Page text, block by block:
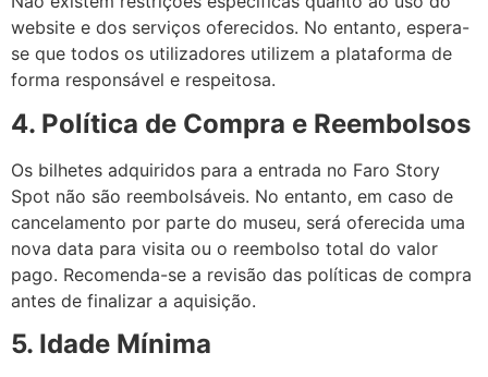
website e dos serviços oferecidos. No entanto, espera-
se que todos os utilizadores utilizem a plataforma de
forma responsável e respeitosa.
4. Política de Compra e Reembolsos
Os bilhetes adquiridos para a entrada no Faro Story
Spot não são reembolsáveis. No entanto, em caso de
cancelamento por parte do museu, será oferecida uma
nova data para visita ou o reembolso total do valor
pago. Recomenda-se a revisão das políticas de compra
antes de finalizar a aquisição.
5. Idade Mínima